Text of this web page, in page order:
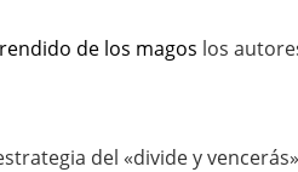
de los magos los
del «divide y vencerás»